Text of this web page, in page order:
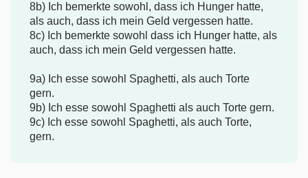
8b) Ich bemerkte sowohl, dass ich Hunger hatte,
als auch, dass ich mein Geld vergessen hatte.
8c) Ich bemerkte sowohl dass ich Hunger hatte, als
auch, dass ich mein Geld vergessen hatte.
9a) Ich esse sowohl Spaghetti, als auch Torte
gern.
9b) Ich esse sowohl Spaghetti als auch Torte gern.
9c) Ich esse sowohl Spaghetti, als auch Torte,
gern.